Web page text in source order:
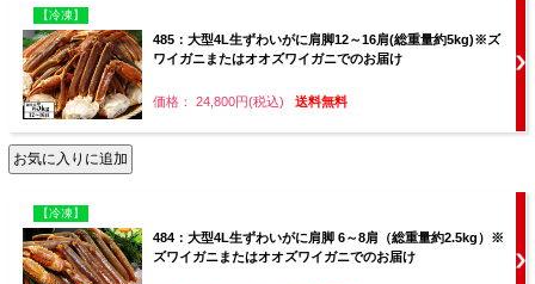
【冷凍】
485：大型4L生ずわいがに肩脚12～16肩(総重量約5kg)※ズ
ワイガニまたはオオズワイガニでのお届け
価格： 24,800円(税込) 送料無料
【冷凍】
484：大型4L生ずわいがに肩脚 6～8肩（総重量約2.5kg）※
ズワイガニまたはオオズワイガニでのお届け